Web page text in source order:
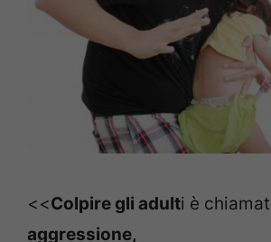
<<Colpire gli adulti è
aggressione,